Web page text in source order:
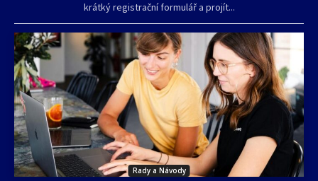
krátký registrační formulář a projít...
Rady a Návody